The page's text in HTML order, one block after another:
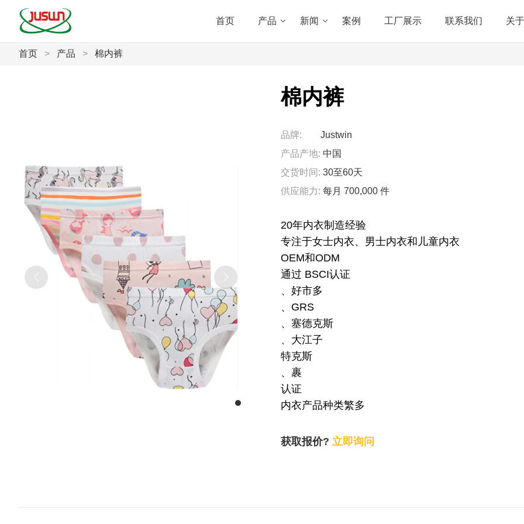
首页 产品 新闻 案例 工厂展示 联系我们 关
首页 > 产品 > 棉内裤
棉内裤
品牌:
Justwin
产品产地: 中国
交货时间: 30至60天
供应能力: 每月 700,000 件
20年内衣制造经验
专注于女士内衣、男士内衣和儿童内衣
OEM和ODM
通过 BSCI认证
、好市多
、GRS
、塞德克斯
、大江子
特克斯
、裹
认证
内衣产品种类繁多
获取报价? 立即询问